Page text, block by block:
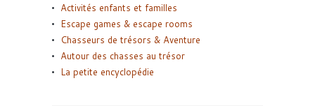
Activités enfants et familles
Escape games & escape rooms
Chasseurs de trésors & Aventure
Autour des chasses au trésor
La petite encyclopédie